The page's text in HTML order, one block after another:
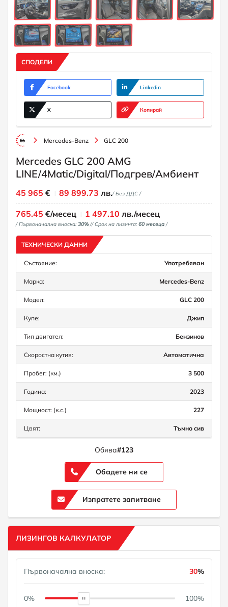
СПОДЕЛИ
Facebook Linkedin
X Копирай
Mercedes-Benz GLC 200
Mercedes GLC 200 AMG
LINE/4Matic/Digital/Подгрев/Амбиент
45 965 € 89 899.73 лв./ Без ДДС /
765.45 €/месец 1 497.10 лв./месец
/ Първоначална вноска: 30%// Срок на лизинга: 60 месеца/
ТЕХНИЧЕСКИ ДАННИ
Състояние: Употребяван
Марка: Mercedes-Benz
Модел: GLC 200
Купе: Джип
Тип двигател: Бензинов
Скоростна кутия: Автоматична
Пробег: (км.) 3 500
Година: 2023
Мощност: (к.с.) 227
Цвят: Тъмно сив
Обява#123
Обадете ни се
Изпратете запитване
ЛИЗИНГОВ КАЛКУЛАТОР
Първоначална вноска: 30%
0% 100%